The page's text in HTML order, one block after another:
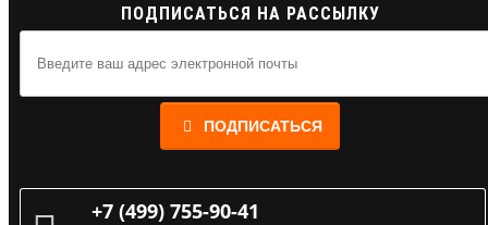
ПОДПИСАТЬСЯ НА РАССЫЛКУ
ПОДПИСАТЬСЯ
+7 (499) 755-90-41